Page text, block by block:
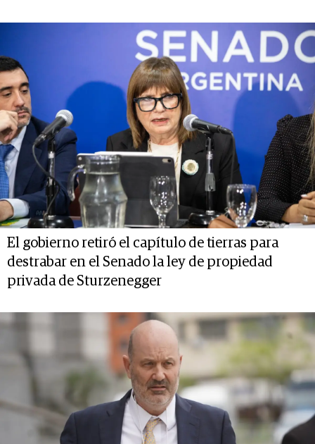
El gobierno retiró el capítulo de tierras para
destrabar en el Senado la ley de propiedad
privada de Sturzenegger